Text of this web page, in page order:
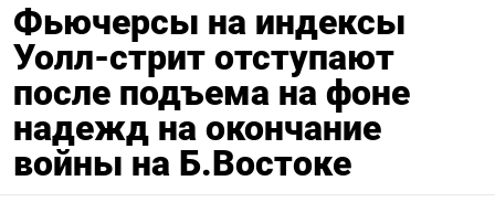
Фьючерсы на индексы
Уолл-стрит отступают
после подъема на фоне
надежд на окончание
войны на Б.Востоке